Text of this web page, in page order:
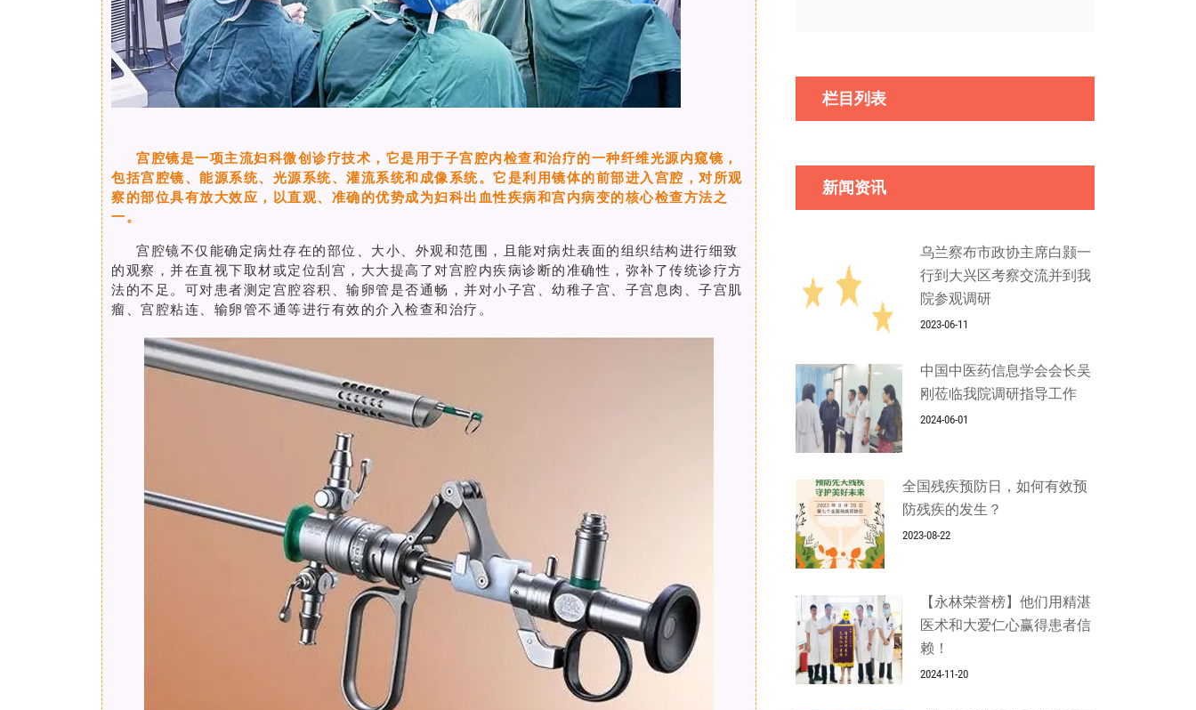
宫腔镜是一项主流妇科微创诊疗技术，它是用于子宫腔内检查和治疗的一种纤维光源内窥镜，
包括宫腔镜、能源系统、光源系统、灌流系统和成像系统。它是利用镜体的前部进入宫腔，对所观
察的部位具有放大效应，以直观、准确的优势成为妇科出血性疾病和宫内病变的核心检查方法之
一。
宫腔镜不仅能确定病灶存在的部位、大小、外观和范围，且能对病灶表面的组织结构进行细致
的观察，并在直视下取材或定位刮宫，大大提高了对宫腔内疾病诊断的准确性，弥补了传统诊疗方
法的不足。可对患者测定宫腔容积、输卵管是否通畅，并对小子宫、幼稚子宫、子宫息肉、子宫肌
瘤、 宫腔粘连、输卵管不通等进行有效的介入检查和治疗。
栏目列表
新闻资讯
乌兰察布市政协主席白颢一
行到大兴区考察交流并到我
院参观调研
2023-06-11
中国中医药信息学会会长吴
刚莅临我院调研指导工作
2024-06-01
全国残疾预防日，如何有效预
防残疾的发生？
2023-08-22
【永林荣誉榜】他们用精湛
医术和大爱仁心赢得患者信
赖！
2024-11-20